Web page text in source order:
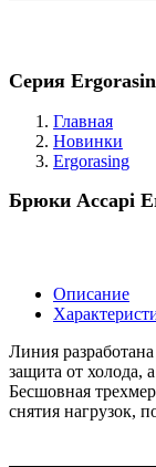
Серия
Главная
Новинки
Ergorasing
Брюки Accapi
Описание
Линия
защита от холода,
Бесшовная
снятия нагрузок,